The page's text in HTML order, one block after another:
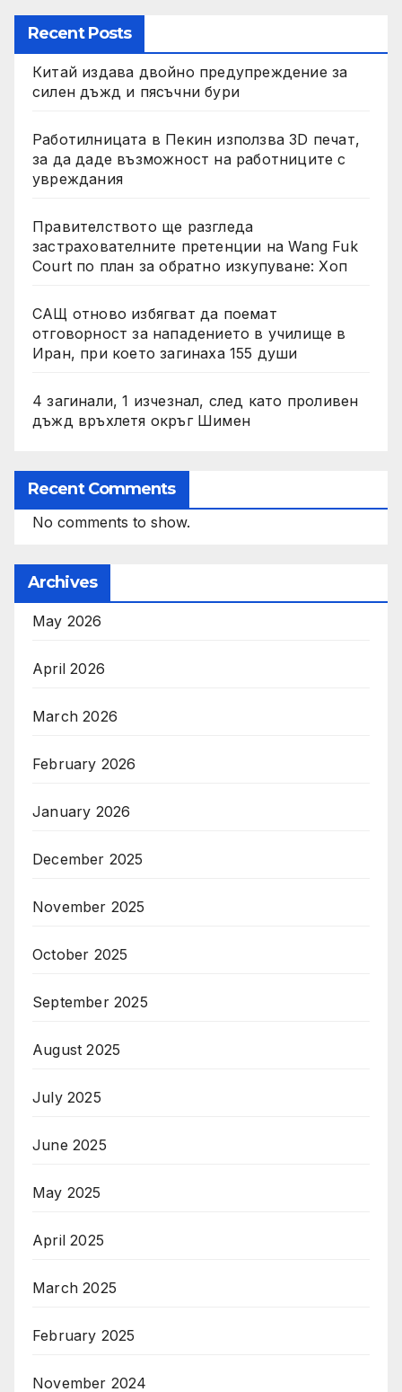
Recent Posts
Китай издава двойно предупреждение за
силен дъжд и пясъчни бури
Работилницата в Пекин използва 3D печат,
за да даде възможност на работниците с
увреждания
Правителството ще разгледа
застрахователните претенции на Wang Fuk
Court по план за обратно изкупуване: Хоп
САЩ отново избягват да поемат
отговорност за нападението в училище в
Иран, при което загинаха 155 души
4 загинали, 1 изчезнал, след като проливен
дъжд връхлетя окръг Шимен
Recent Comments
No comments to show.
Archives
May 2026
April 2026
March 2026
February 2026
January 2026
December 2025
November 2025
October 2025
September 2025
August 2025
July 2025
June 2025
May 2025
April 2025
March 2025
February 2025
November 2024